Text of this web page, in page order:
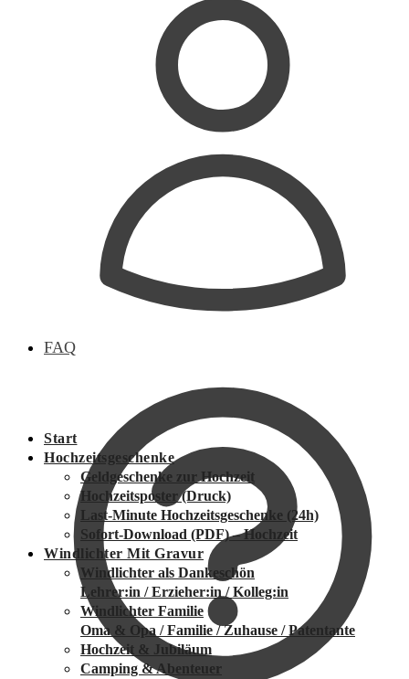
FAQ
Start
Hochzeitsgeschenke
Geldgeschenke zur Hochzeit
Hochzeitsposter (Druck)
Last-Minute Hochzeitsgeschenke (24h)
Sofort-Download (PDF) – Hochzeit
Windlichter Mit Gravur
Windlichter als Dankeschön
Lehrer:in / Erzieher:in / Kolleg:in
Windlichter Familie
Oma & Opa / Familie / Zuhause / Patentante
Hochzeit & Jubiläum
Camping & Abenteuer